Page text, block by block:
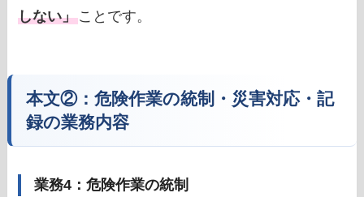
しない」ことです。
本文②：危険作業の統制・災害対応・記
録の業務内容
業務4：危険作業の統制